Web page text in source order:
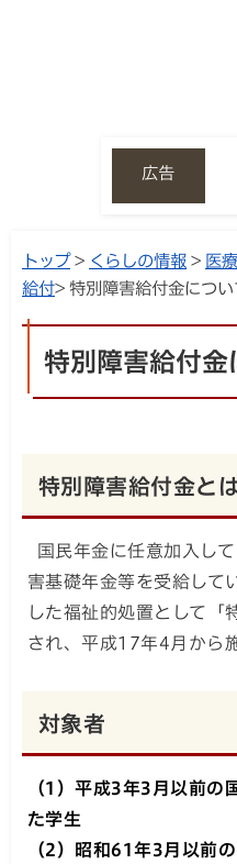
広告
トップ> くらしの情報 > 医
給付> 特別障害給付金につい
特別障害給付金
特別障害給付金と
国民年金に任意加入し
害基礎年金等を受給して
した福祉的処置として「
され、平成17年4月から
対象者
（1）平成3年3月以前の
た学生
（2）昭和61年3月以前